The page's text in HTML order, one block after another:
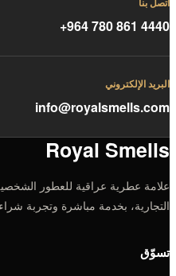
+964 780 861 4440
البريد الإلكتروني
info@royalsmells.com
Royal Smells
علامة عطرية عراقية للعطور
التجارية، بخدمة مباشرة وتجربة
تسوّق